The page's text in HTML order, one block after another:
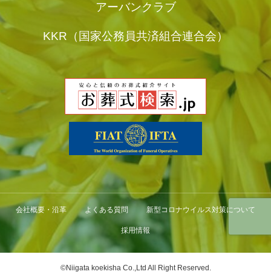
アーバンクラブ
KKR（国家公務員共済組合連合会）
会社概要・沿革 よくある質問 新型コロナウイルス対策について
採用情報
©Niigata koekisha Co.,Ltd All Right Reserved.